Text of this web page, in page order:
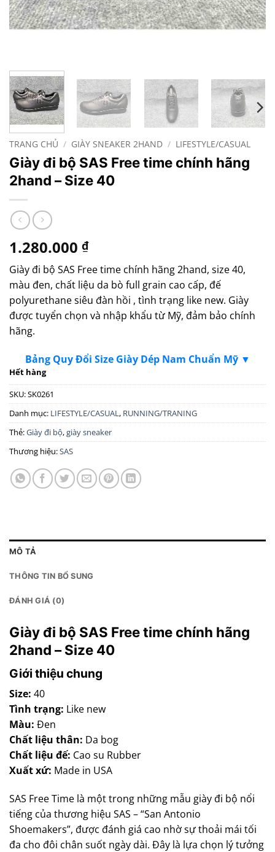
TRANG CHỦ / GIÀY SNEAKER 2HAND / LIFESTYLE/CASUAL
Giày đi bộ SAS Free time chính hãng
2hand – Size 40
1.280.000 ₫
Giày đi bộ SAS Free time chính hãng 2hand, size 40,
màu đen, chất liệu da bò full grain cao cấp, đế
polyurethane siêu đàn hồi , tình trạng like new. Giày
được tuyển chọn và nhập khẩu từ Mỹ, đảm bảo chính
hãng.
Bảng Quy Đổi Size Giày Dép Nam Chuẩn Mỹ ▼
Hết hàng
SKU:SK0261
Danh mục: LIFESTYLE/CASUAL, RUNNING/TRANING
Thẻ:Giày đi bộ,giày sneaker
Thương hiệu:SAS
MÔ TẢ
THÔNG TIN BỔ SUNG
ĐÁNH GIÁ (0)
Giày đi bộ SAS Free time chính hãng
2hand – Size 40
Giới thiệu chung
Size: 40
Tình trạng: Like new
Màu: Đen
Chất liệu thân: Da bog
Chất liệu đế: Cao su Rubber
Xuất xứ: Made in USA
SAS Free Time là một trong những mẫu giày đi bộ nổi
tiếng của thương hiệu SAS – “San Antonio
Shoemakers”, được đánh giá cao nhờ sự thoải mái tối
đa cho đôi chân suốt ngày dài. Đây là lựa chọn lý tưởng